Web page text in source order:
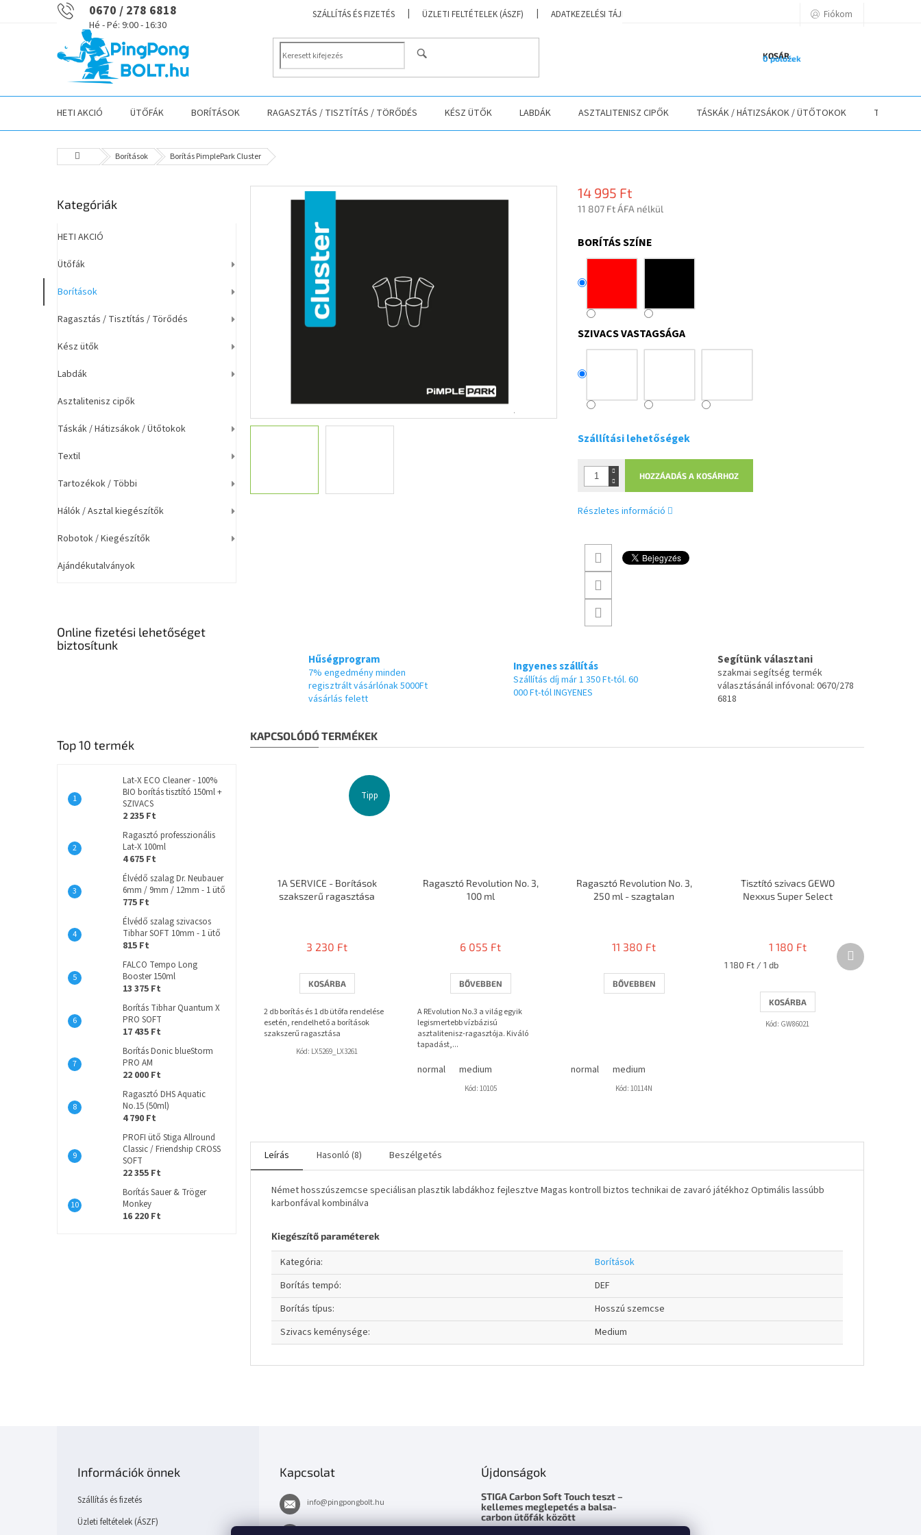
0670 / 278 6818 SZÁLLÍTÁS ÉS FIZETÉS ÜZLETI FELTÉTELEK (ÁSZF) ADATKEZELÉSI TÁJÉKOZTATÓ ELÉRHETŐSÉGEK
Fiókom
KOSÁR
0 položek
HETI AKCIÓ ÜTŐFÁK BORÍTÁSOK RAGASZTÁS / TISZTÍTÁS / TÖRŐDÉS KÉSZ ÜTŐK LABDÁK ASZTALITENISZ CIPŐK TÁSKÁK / HÁTIZSÁKOK / ÜTŐTOKOK TEXTIL
KezdőlapBorítások Borítás PimplePark Cluster
l
a
s
p
a
e
Kategóriák
Kategóriák
HETI AKCIÓ
Ütőfák
Borítások
Ragasztás / Tisztítás / Törődés
Kész ütők
Labdák
Asztalitenisz cipők
Táskák / Hátizsákok / Ütőtokok
Textil
Tartozékok / Többi
Hálók / Asztal kiegészítők
Robotok / Kiegészítők
Ajándékutalványok
Online fizetési lehetőséget
biztosítunk
Top 10 termék
Lat-X ECO Cleaner - 100%
BIO borítás tisztító 150ml +
SZIVACS
2 235 Ft
Ragasztó professzionális
Lat-X 100ml
4 675 Ft
Élvédő szalag Dr. Neubauer
6mm / 9mm / 12mm - 1 ütő
775 Ft
Élvédő szalag szivacsos
Tibhar SOFT 10mm - 1 ütő
815 Ft
FALCO Tempo Long
Booster 150ml
13 375 Ft
Borítás Tibhar Quantum X
PRO SOFT
17 435 Ft
Borítás Donic blueStorm
PRO AM
22 000 Ft
Ragasztó DHS Aquatic
No.15 (50ml)
4 790 Ft
PROFI ütő Stiga Allround
Classic / Friendship CROSS
SOFT
22 355 Ft
Borítás Sauer & Tröger
Monkey
16 220 Ft
14 995 Ft
11 807 Ft ÁFA nélkül
BORÍTÁS SZÍNE
SZIVACS VASTAGSÁGA
Szállítási lehetőségek
HOZZÁADÁS A KOSÁRHOZ
Részletes információ
Hűségprogram
7% engedmény minden
regisztrált vásárlónak 5000Ft
vásárlás felett
Ingyenes szállítás
Szállítás díj már 1 350 Ft-tól. 60
000 Ft-tól INGYENES
Segítünk választani
szakmai segítség termék
választásánál infóvonal: 0670/278
6818
KAPCSOLÓDÓ TERMÉKEK
Tipp
1A SERVICE - Borítások
szakszerű ragasztása
átlagos
értékelése
ből
3,7
csillag.
3 230 Ft
KOSÁRBA
2 db borítás és 1 db ütőfa rendelése
esetén, rendelhető a borítások
szakszerű ragasztása
Kód: LX5269_LX3261
Ragasztó Revolution No. 3,
100 ml
6 055 Ft
BŐVEBBEN
A REvolution No.3 a világ egyik
legismertebb vízbázisú
asztalitenisz-ragasztója. Kiváló
tapadást,...
normal medium
Kód: 10105
Ragasztó Revolution No. 3,
250 ml - szagtalan
11 380 Ft
BŐVEBBEN
normal medium
Kód: 10114N
Tisztító szivacs GEWO
Nexxus Super Select
1 180 Ft
Egységár:
1 180 Ft / 1 db
KOSÁRBA
Kód: GW86021
Következő
termék
Leírás Hasonló (8) Beszélgetés
Német hosszúszemcse speciálisan plasztik labdákhoz fejlesztve Magas kontroll biztos technikai de zavaró játékhoz Optimális lassúbb
karbonfával kombinálva
Kiegészítő paraméterek
Kategória:
Borítások
Borítás tempó:
DEF
Borítás típus:
Hosszú szemcse
Szivacs keménysége: Medium
Információk önnek
Szállítás és fizetés
Üzleti feltételek (ÁSZF)
Kapcsolat
info@pingpongbolt.hu
Újdonságok
STIGA Carbon Soft Touch teszt –
kellemes meglepetés a balsa-
carbon ütőfák között